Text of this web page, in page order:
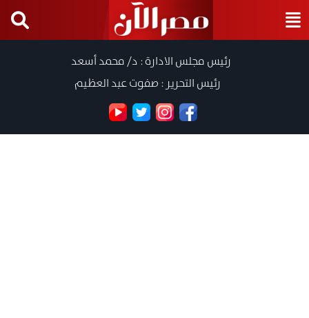
رئيس مجلس الادارة : د/ محمد أسعد
رئيس التحرير : صفوت عبد العظيم